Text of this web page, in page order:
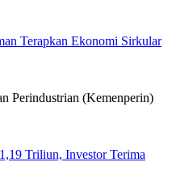
Terapkan Ekonomi Sirkular
Perindustrian (Kemenperin)
Triliun, Investor Terima